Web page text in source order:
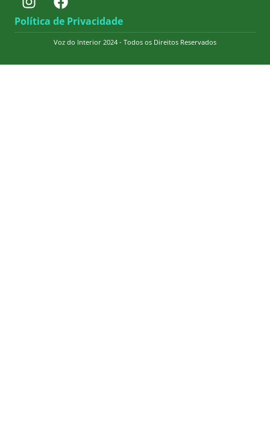
Política de Privacidade
Voz do Interior 2024 - Todos os Direitos Reservados